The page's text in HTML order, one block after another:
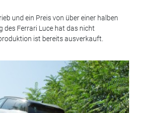
und ein Preis von über einer halben
des Ferrari Luce hat das nicht
ist bereits ausverkauft.